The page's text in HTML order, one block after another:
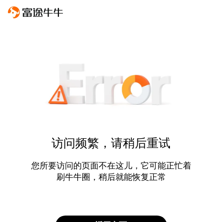
访问频繁，请稍后重试
您所要访问的页面不在这儿，它可能正忙着
刷牛牛圈，稍后就能恢复正常